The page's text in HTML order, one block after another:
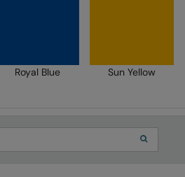
Royal Blue Sun Yellow